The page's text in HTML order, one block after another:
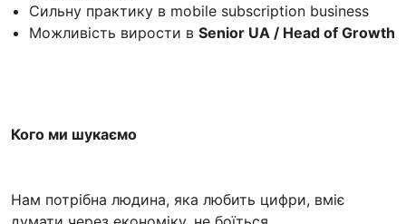
Сильну практику в mobile subscription business
Можливість вирости в Senior UA / Head of Growth
Кого ми шукаємо
Нам потрібна людина, яка любить цифри, вміє